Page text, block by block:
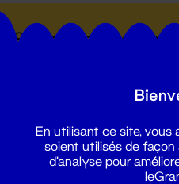
Suivez toutes les
En utilisant ce site, vous
soient utilisés de
d'analyse pour